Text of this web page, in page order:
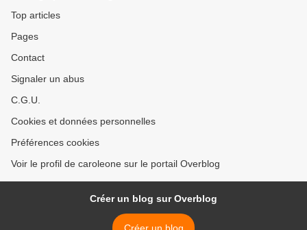
Top articles
Pages
Contact
Signaler un abus
C.G.U.
Cookies et données personnelles
Préférences cookies
Voir le profil de caroleone sur le portail Overblog
Créer un blog sur Overblog